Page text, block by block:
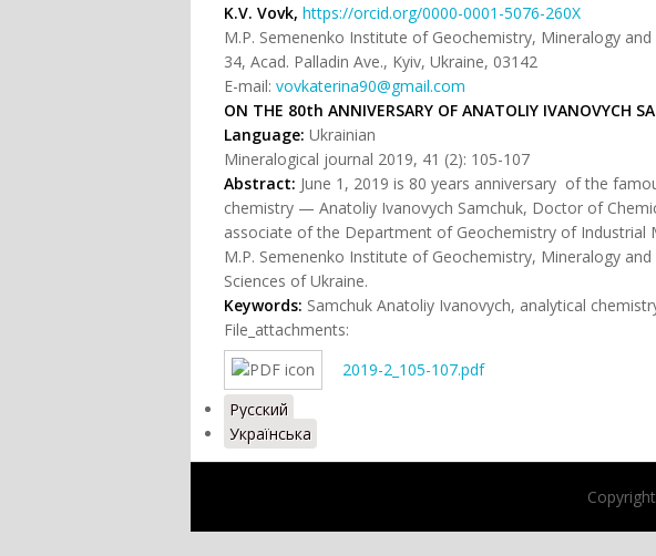
K.V. Vovk, https://orcid.org/0000-0001-5076-260X
M.P. Semenenko Institute of Geochemistry, Mineralogy
34, Acad. Palladin Ave., Kyiv, Ukraine, 03142
E-mail: vovkaterina90@gmail.com
ON THE 80th ANNIVERSARY OF ANATOLIY IVANOVYCH
Language: Ukrainian
Mineralogical journal 2019, 41 (2): 105-107
Abstract: June 1, 2019 is 80 years anniversary of the
chemistry — Anatoliy Ivanovych Samchuk, Doctor of
associate of the Department of Geochemistry of Industrial
M.P. Semenenko Institute of Geochemistry, Mineralogy
Sciences of Ukraine.
Keywords: Samchuk Anatoliy Ivanovych, analytical
File_attachments:
2019-2_105-107.pdf
Русский
Українська